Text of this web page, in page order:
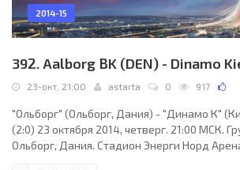
2014-15
392. Aalborg BK (DEN) - Dinamo
23-окт, 21:00 astarta 0 917
"Ольборг" (Ольборг, Дания) - "Динамо К"
(2:0) 23 октября 2014, четверг. 21:00 МСК.
Ольборг, Дания. Стадион Энерги Норд